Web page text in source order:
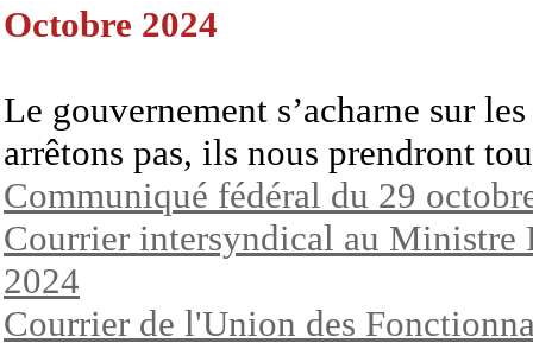
Octobre 2024
Le gouvernement s’acharne sur
arrêtons pas, ils nous prendront
Communiqué fédéral du 29
Courrier intersyndical au Ministre
2024
Courrier de l'Union des